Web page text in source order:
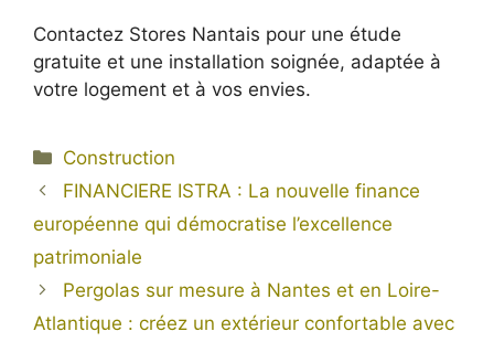
Contactez Stores Nantais pour une étude
gratuite et une installation soignée, adaptée à
votre logement et à vos envies.
Catégories
Construction
FINANCIERE ISTRA : La nouvelle finance
européenne qui démocratise l’excellence
patrimoniale
Pergolas sur mesure à Nantes et en Loire-
Atlantique : créez un extérieur confortable avec